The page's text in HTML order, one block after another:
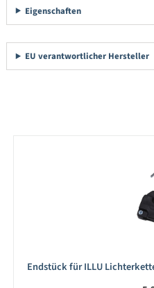
Eigenschaften
EU verantwortlicher Hersteller
Endstück für ILLU